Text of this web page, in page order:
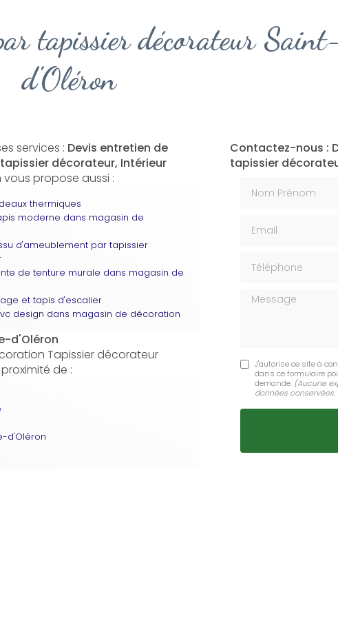
tapissier décorateur
d'Oléron
services : Devis entretien de
décorateur, Intérieur
vous propose aussi :
thermiques
moderne dans magasin de
d'ameublement par tapissier
de tenture murale dans magasin de
et tapis d'escalier
design dans magasin de décoration
d'Oléron
Tapissier décorateur
de :
d'Oléron
Contactez-nous :
tapissier
Message
J'autorise ce site à
dans ce formulaire
demande. (Aucune
données conservées.